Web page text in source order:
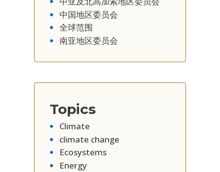
中国地区委员会
全球范围
南亚地区委员会
Topics
Climate
climate change
Ecosystems
Energy